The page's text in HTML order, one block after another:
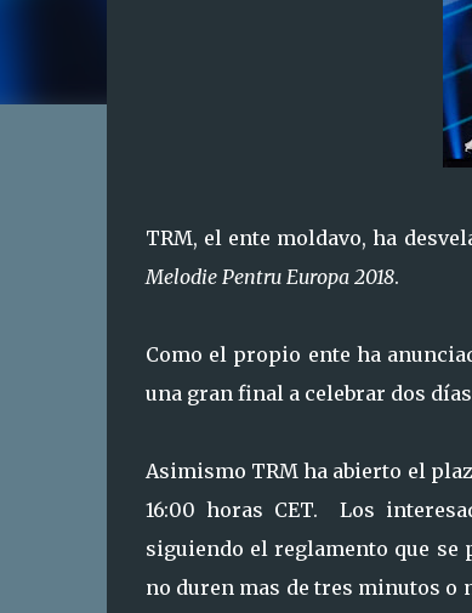
TRM, el ente moldavo, ha
Melodie Pentru Europa 2018.
Como el propio ente ha
una gran final a celebrar dos
Asimismo TRM ha abierto el
16:00 horas CET. Los
siguiendo el reglamento que se
no duren mas de tres minutos o